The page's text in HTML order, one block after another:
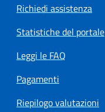
Richiedi assistenza
Statistiche del portale
Leggi le FAQ
Pagamenti
Riepilogo valutazioni